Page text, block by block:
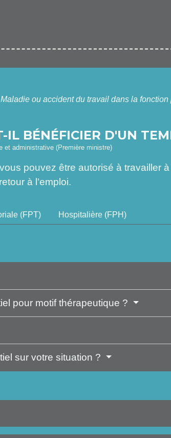
Maladie ou accident du travail dans la fonction
IL BÉNÉFICIER D'UN
et administrative (Première ministre)
pouvez être autorisé à travailler
à l'emploi.
(FPT) Hospitalière (FPH)
pour motif thérapeutique ?
sur votre situation ?